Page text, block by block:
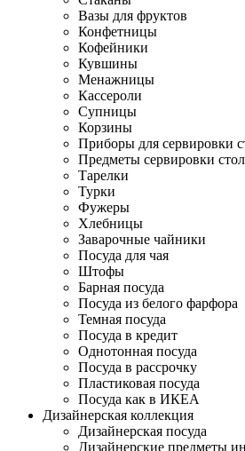
Вазы для фруктов
Конфетницы
Кофейники
Кувшины
Менажницы
Кассероли
Супницы
Корзины
Приборы для сервировки
Предметы сервировки
Тарелки
Турки
Фужеры
Хлебницы
Заварочные чайники
Посуда для чая
Штофы
Барная посуда
Посуда из белого фарфора
Темная посуда
Посуда в кредит
Однотонная посуда
Посуда в рассрочку
Пластиковая посуда
Посуда как в ИКЕА
Дизайнерская коллекция
Дизайнерская посуда
Дизайнерские предметы